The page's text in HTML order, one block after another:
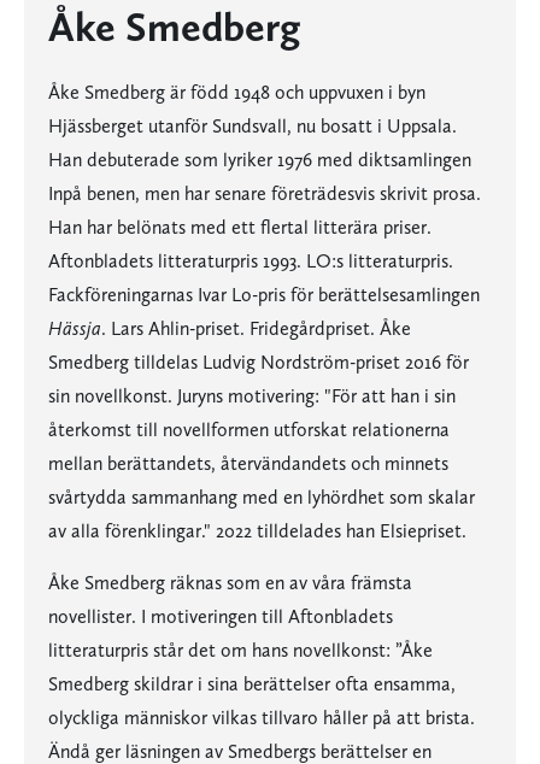
Åke Smedberg
Åke Smedberg är född 1948 och uppvuxen i byn
Hjässberget utanför Sundsvall, nu bosatt i Uppsala.
Han debuterade som lyriker 1976 med diktsamlingen
Inpå benen, men har senare företrädesvis skrivit prosa.
Han har belönats med ett flertal litterära priser.
Aftonbladets litteraturpris 1993. LO:s litteraturpris.
Fackföreningarnas Ivar Lo-pris för berättelsesamlingen
Hässja. Lars Ahlin-priset. Fridegårdpriset. Åke
Smedberg tilldelas Ludvig Nordström-priset 2016 för
sin novellkonst. Juryns motivering: "För att han i sin
återkomst till novellformen utforskat relationerna
mellan berättandets, återvändandets och minnets
svårtydda sammanhang med en lyhördhet som skalar
av alla förenklingar." 2022 tilldelades han Elsiepriset.
Åke Smedberg räknas som en av våra främsta
novellister. I motiveringen till Aftonbladets
litteraturpris står det om hans novellkonst: ”Åke
Smedberg skildrar i sina berättelser ofta ensamma,
olyckliga människor vilkas tillvaro håller på att brista.
Ändå ger läsningen av Smedbergs berättelser en